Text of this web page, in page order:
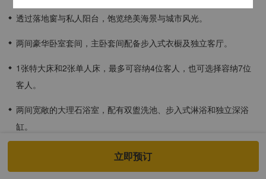
透过落地窗与私人阳台，饱览绝美海景与城市风光。
两间豪华卧室套间，主卧套间配备步入式衣橱及独立客厅。
1张特大床和2张单人床，最多可容纳4位客人，也可选择容纳7位
客人。
两间宽敞的大理石浴室，配有双盥洗池、步入式淋浴和独立深浴
缸。
酒店入住宾客适用于儿童餐饮计划。
立即预订